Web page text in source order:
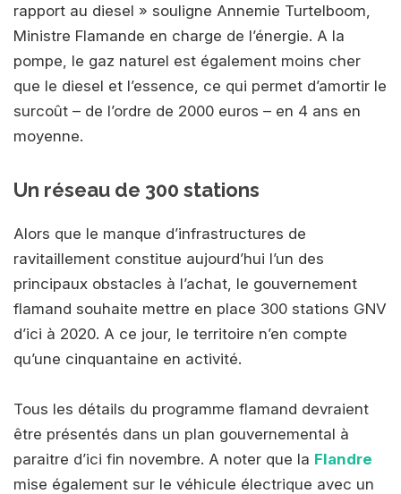
rapport au diesel » souligne Annemie Turtelboom,
Ministre Flamande en charge de l’énergie. A la
pompe, le gaz naturel est également moins cher
que le diesel et l’essence, ce qui permet d’amortir le
surcoût – de l’ordre de 2000 euros – en 4 ans en
moyenne.
Un réseau de 300 stations
Alors que le manque d’infrastructures de
ravitaillement constitue aujourd’hui l’un des
principaux obstacles à l’achat, le gouvernement
flamand souhaite mettre en place 300 stations GNV
d’ici à 2020. A ce jour, le territoire n’en compte
qu’une cinquantaine en activité.
Tous les détails du programme flamand devraient
être présentés dans un plan gouvernemental à
paraitre d’ici fin novembre. A noter que la Flandre
mise également sur le véhicule électrique avec un